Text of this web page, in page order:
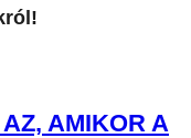
AMIKOR A